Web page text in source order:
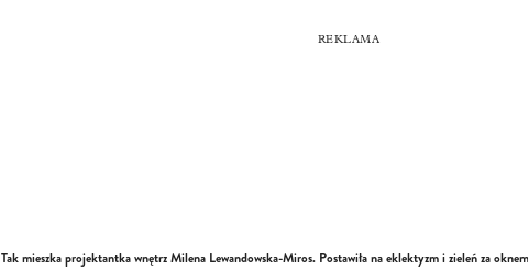
Tak mieszka projektantka wnętrz Milena Lewandowska-Miros. Postawiła na eklektyzm i zieleń za oknem